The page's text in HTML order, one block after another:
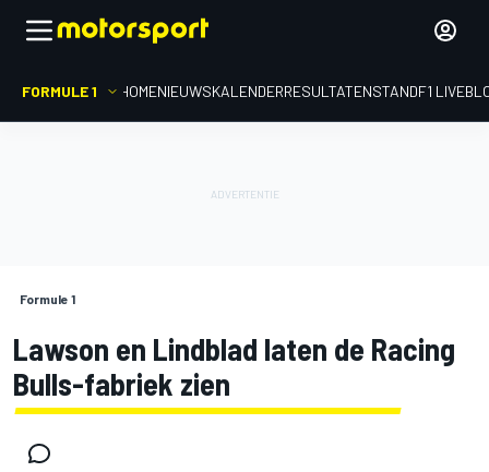
FORMULE 1 HOMENIEUWSKALENDERRESULTATENSTANDF1
Formule 1
Lawson en Lindblad laten de Racing
Bulls-fabriek zien